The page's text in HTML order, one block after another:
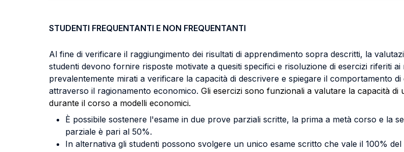
STUDENTI FREQUENTANTI E NON FREQUENTANTI
Al fine di verificare il raggiungimento dei risultati di apprendimento sopra descritti, la
studenti devono fornire risposte motivate a quesiti specifici e risoluzione di esercizi riferiti
prevalentemente mirati a verificare la capacità di descrivere e spiegare il comportamento
attraverso il ragionamento economico. Gli esercizi sono funzionali a valutare la capacità
durante il corso a modelli economici.
È possibile sostenere l'esame in due prove parziali scritte, la prima a metà corso e la
parziale è pari al 50%.
In alternativa gli studenti possono svolgere un unico esame scritto che vale il 100%